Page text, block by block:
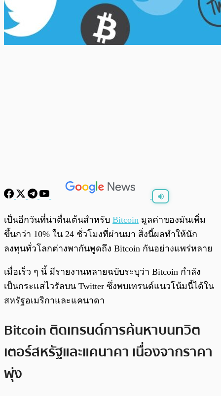
พร้อมเล่น / 0:00
เป็นอีกวันที่น่าตื่นเต้นสำหรับ Bitcoin มูลค่าของมันเพิ่ม
ขึ้นกว่า 10% ใน 24 ชั่วโมงที่ผ่านมา สิ่งนี้ผลทำให้นัก
ลงทุนทั่วโลกต่างพากันพูดถึง Bitcoin กันอย่างแพร่หลาย
เมื่อเร็ว ๆ นี้ มีรายงานหลายฉบับระบุว่า Bitcoin กำลัง
เป็นกระแสไวรัลบน Twitter ซึ่งพบเทรนด์แนวโน้มนี้ได้ใน
สหรัฐอเมริกาและแคนาดา
Bitcoin ติดเทรนด์การค้นหาบนทวิต
เตอร์สหรัฐและแคนาคา เนื่องจากราคา
พุ่ง